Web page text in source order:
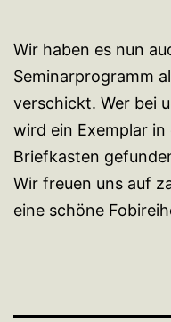
Wir haben es nun
Seminarprogramm
verschickt. Wer bei
wird ein Exemplar
Briefkasten
Wir freuen uns auf
eine schöne